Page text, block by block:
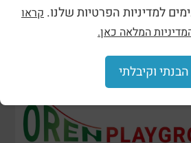
למדיניות הפרטיות שלנו. קראו
המלאה כאן.
הבנתי וקיבלתי